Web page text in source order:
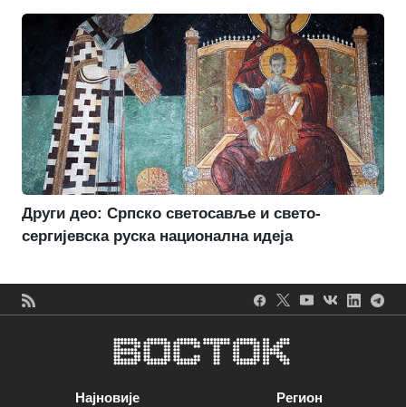
Други део: Српско светосавље и свето-
сергијевска руска национална идеја
Најновије
Регион